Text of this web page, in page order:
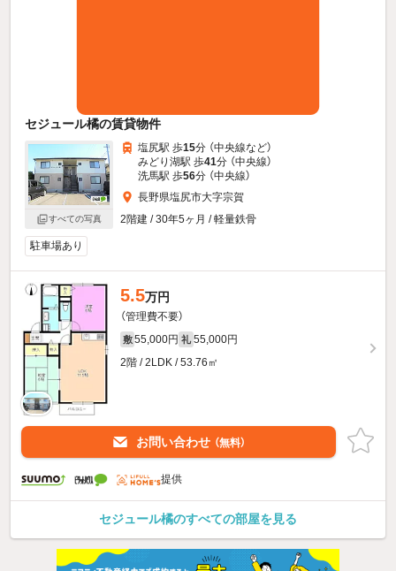
セジュール橘の賃貸物件
すべての写真
塩尻駅 歩15分 （中央線など）
みどり湖駅 歩41分 （中央線）
洗馬駅 歩56分 （中央線）
長野県塩尻市大字宗賀
2階建 / 30年5ヶ月 / 軽量鉄骨
駐車場あり
5.5万円
（管理費不要）
敷 55,000円 礼 55,000円
2階 / 2LDK / 53.76㎡
お問い合わせ （無料）
提供
セジュール橘のすべての部屋を見る